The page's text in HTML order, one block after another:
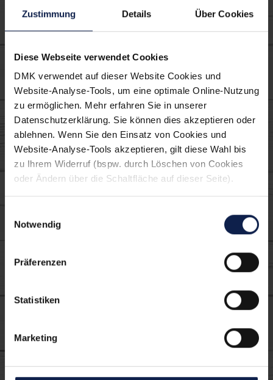
Zustimmung Details Über Cookies
Diese Webseite verwendet Cookies
DMK verwendet auf dieser Website Cookies und
Website-Analyse-Tools, um eine optimale Online-Nutzung
zu ermöglichen. Mehr erfahren Sie in unserer
Datenschutzerklärung. Sie können dies akzeptieren oder
ablehnen. Wenn Sie den Einsatz von Cookies und
Website-Analyse-Tools akzeptieren, gilt diese Wahl bis
zu Ihrem Widerruf (bspw. durch Löschen von Cookies
oder Ändern über die Schaltfläche auf dieser Seite).
Notwendig
Präferenzen
Statistiken
Marketing
Verwendete MILRAM
Moin Kakao
Die können sich
auch schmecken
lassen